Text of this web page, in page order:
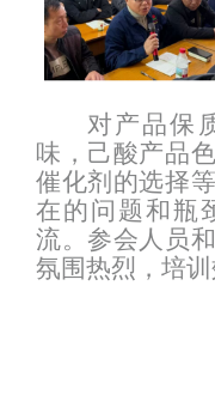
对产品保
味，己酸产品
催化剂 的选择
在的问题和瓶
流。参会人员
氛围热烈，培训